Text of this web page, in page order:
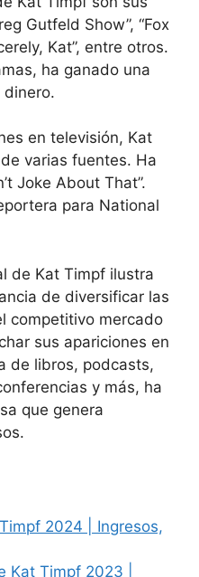
Gutfeld Show”, “Fox
Kat”, entre otros.
ha ganado una
en televisión, Kat
varias fuentes. Ha
Joke About That”.
para National
de Kat Timpf ilustra
de diversificar las
competitivo mercado
sus apariciones en
de libros, podcasts,
y más, ha
que genera
2024 | Ingresos,
Kat Timpf 2023 |